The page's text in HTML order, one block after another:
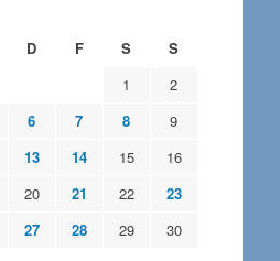
D F S
S
1
2
6 7 8
9
13 14 15
16
20 21 22
23
27 28 29 30